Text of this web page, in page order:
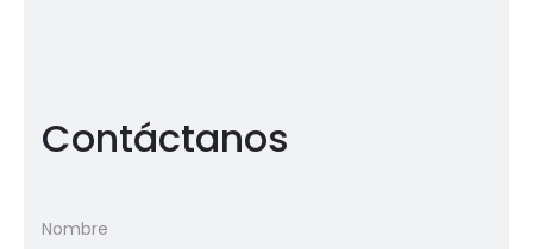
Contáctanos